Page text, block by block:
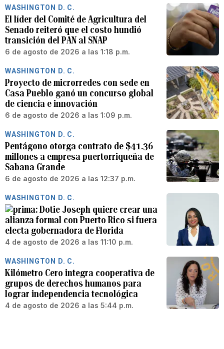
WASHINGTON D. C.
El líder del Comité de Agricultura del
Senado reiteró que el costo hundió
transición del PAN al SNAP
6 de agosto de 2026 a las 1:18 p.m.
WASHINGTON D. C.
Proyecto de microrredes con sede en
Casa Pueblo ganó un concurso global
de ciencia e innovación
6 de agosto de 2026 a las 1:09 p.m.
WASHINGTON D. C.
Pentágono otorga contrato de $41.36
millones a empresa puertorriqueña de
Sabana Grande
6 de agosto de 2026 a las 12:37 p.m.
WASHINGTON D. C.
Dotie Joseph quiere crear una
alianza formal con Puerto Rico si fuera
electa gobernadora de Florida
4 de agosto de 2026 a las 11:10 p.m.
WASHINGTON D. C.
Kilómetro Cero integra cooperativa de
grupos de derechos humanos para
lograr independencia tecnológica
4 de agosto de 2026 a las 5:44 p.m.